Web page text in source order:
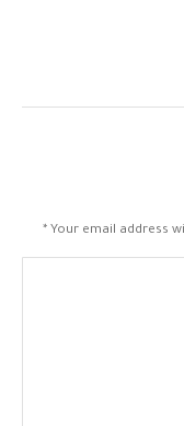
Your email address
*